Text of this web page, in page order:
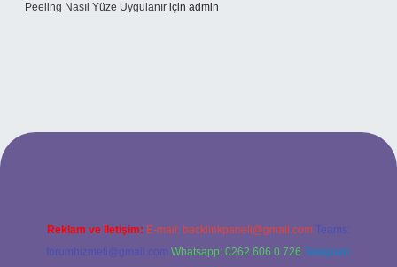
Peeling Nasıl Yüze Uygulanır için admin
Reklam ve İletişim: E-mail: backlinkpaneli@gmail.com Teams:
forumhizmeti@gmail.com Whatsapp: 0262 606 0 726 Telegram: